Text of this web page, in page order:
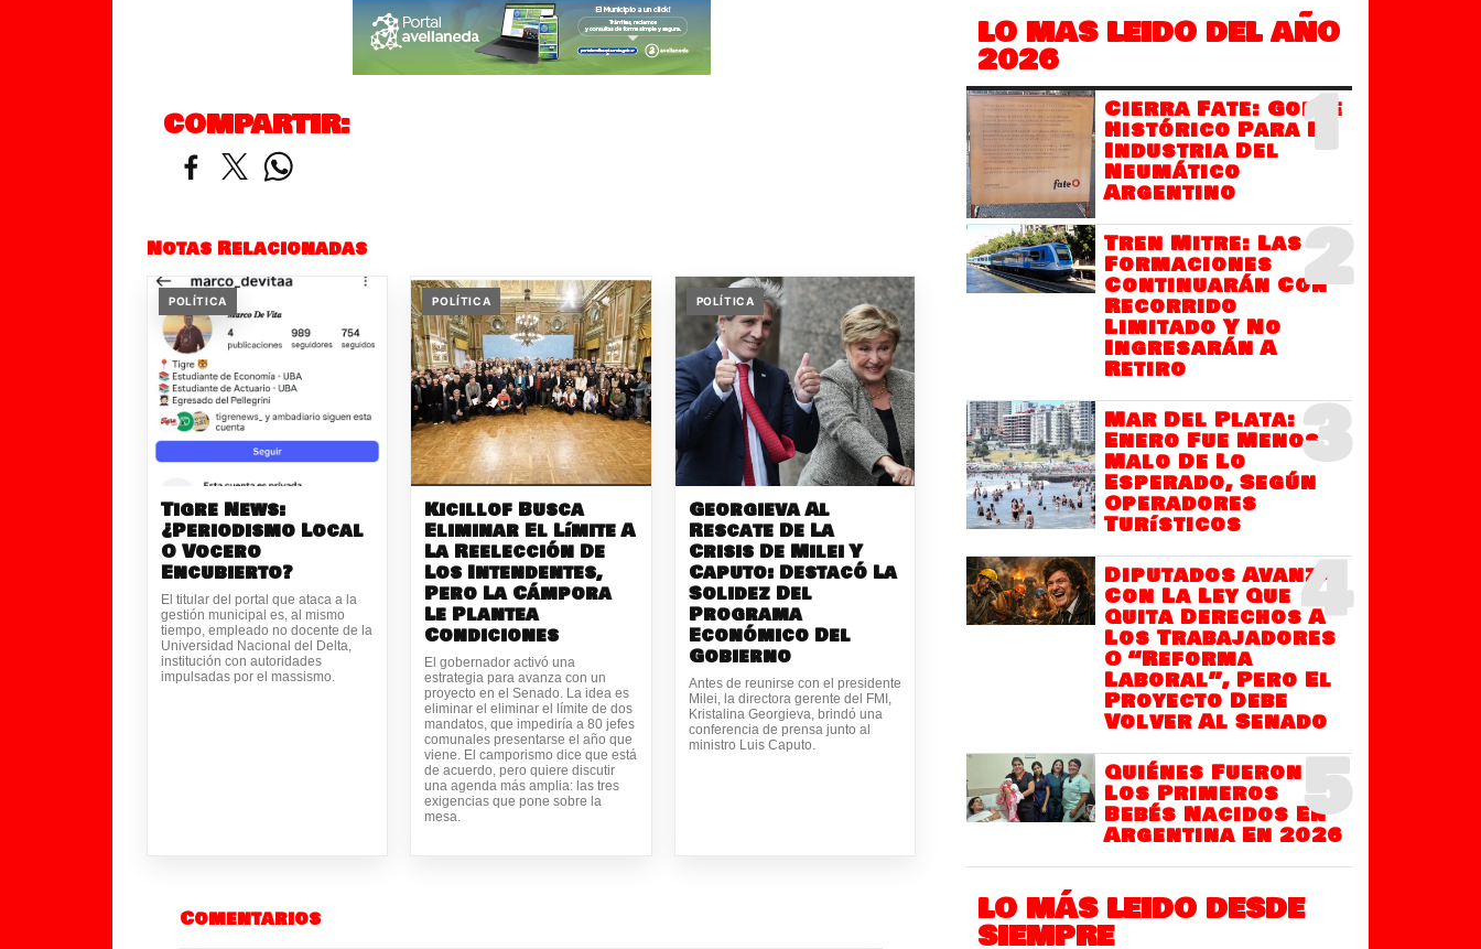
COMPARTIR:
Notas Relacionadas
POLÍTICA
Tigre News:
¿Periodismo Local
O Vocero
Encubierto?
El titular del portal que ataca a la
gestión municipal es, al mismo
tiempo, empleado no docente de la
Universidad Nacional del Delta,
institución con autoridades
impulsadas por el massismo.
POLÍTICA
Kicillof Busca
Eliminar El Límite A
La Reelección De
Los Intendentes,
Pero La Cámpora
Le Plantea
Condiciones
El gobernador activó una
estrategia para avanza con un
proyecto en el Senado. La idea es
eliminar el eliminar el límite de dos
mandatos, que impediría a 80 jefes
comunales presentarse el año que
viene. El camporismo dice que está
de acuerdo, pero quiere discutir
una agenda más amplia: las tres
exigencias que pone sobre la
mesa.
POLÍTICA
Georgieva Al
Rescate De La
Crisis De Milei Y
Caputo: Destacó La
Solidez Del
Programa
Económico Del
Gobierno
Antes de reunirse con el presidente
Milei, la directora gerente del FMI,
Kristalina Georgieva, brindó una
conferencia de prensa junto al
ministro Luis Caputo.
Comentarios
LO MAS LEIDO DEL AÑO
2026
1
Cierra Fate: Golpe
Histórico Para La
Industria Del
Neumático
Argentino
2
Tren Mitre: Las
Formaciones
Continuarán Con
Recorrido
Limitado Y No
Ingresarán A
Retiro
3
Mar Del Plata:
Enero Fue Menos
Malo De Lo
Esperado, Según
Operadores
Turísticos
4
Diputados Avanza
Con La Ley Que
Quita Derechos A
Los Trabajadores
O “Reforma
Laboral”, Pero El
Proyecto Debe
Volver Al Senado
5
Quiénes Fueron
Los Primeros
Bebés Nacidos En
Argentina En 2026
LO MÁS LEIDO DESDE
SIEMPRE